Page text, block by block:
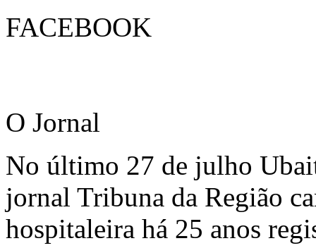
FACEBOOK
O Jornal
No último 27 de julho
jornal Tribuna da Região
hospitaleira há 25 anos